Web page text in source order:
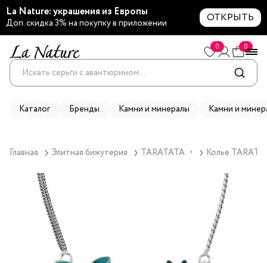
La Nature: украшения из Европы
Доп. скидка 3% на покупку в приложении ОТКРЫТЬ
0 0
Каталог Бренды Камни и минералы Камни и
Главная Элитная бижутерия TARATATA ▼ Колье